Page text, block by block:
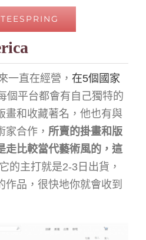
一直在經營， 在5個國家
個平台都會有自己獨特的
畫和收藏著名，他也有與
家合作， 所賣的掛畫和版
走比較當代藝術風的，這
它的主打就是2-3日出貨，
作品，很快地你就會收到